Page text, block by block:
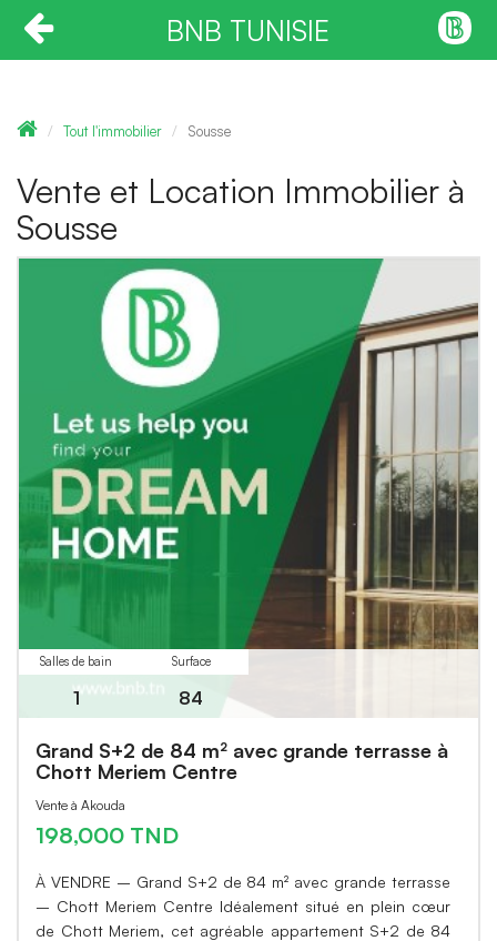
BNB TUNISIE
Tout l'immobilier Sousse
Vente et Location Immobilier à
Sousse
Salles de bain
1
Surface
84
Grand S+2 de 84 m² avec grande terrasse à
Chott Meriem Centre
Vente à Akouda
198,000 TND
À VENDRE – Grand S+2 de 84 m² avec grande terrasse
– Chott Meriem Centre Idéalement situé en plein cœur
de Chott Meriem, cet agréable appartement S+2 de 84